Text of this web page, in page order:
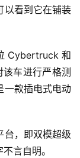
以看到它在铺装
Cybertruck 和
车进行严格测
一款插电式电动
台，即双模超级
言自明。